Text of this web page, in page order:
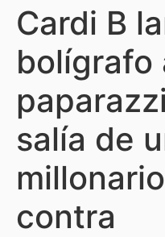
Cardi B
bolígrafo
salía de
contra